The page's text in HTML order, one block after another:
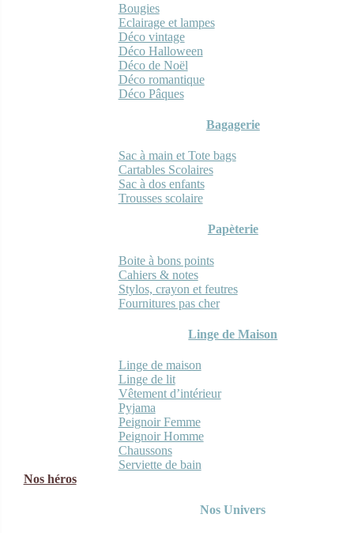
Bougies
Eclairage et lampes
Déco vintage
Déco Halloween
Déco de Noël
Déco romantique
Déco Pâques
Bagagerie
Sac à main et Tote bags
Cartables Scolaires
Sac à dos enfants
Trousses scolaire
Papèterie
Boite à bons points
Cahiers & notes
Stylos, crayon et feutres
Fournitures pas cher
Linge de Maison
Linge de maison
Linge de lit
Vêtement d’intérieur
Pyjama
Peignoir Femme
Peignoir Homme
Chaussons
Serviette de bain
Nos héros
Nos Univers